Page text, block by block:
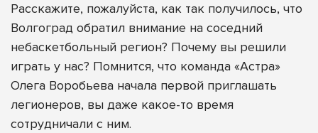
Расскажите, пожалуйста, как так получилось, что
Волгоград обратил внимание на соседний
небаскетбольный регион? Почему вы решили
играть у нас? Помнится, что команда «Астра»
Олега Воробьева начала первой приглашать
легионеров, вы даже какое-то время
сотрудничали с ним.